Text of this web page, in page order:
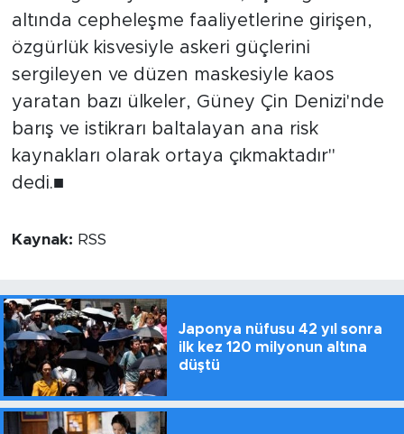
altında cepheleşme faaliyetlerine girişen,
özgürlük kisvesiyle askeri güçlerini
sergileyen ve düzen maskesiyle kaos
yaratan bazı ülkeler, Güney Çin Denizi'nde
barış ve istikrarı baltalayan ana risk
kaynakları olarak ortaya çıkmaktadır"
dedi.■
Kaynak: RSS
Japonya nüfusu 42 yıl sonra
ilk kez 120 milyonun altına
düştü